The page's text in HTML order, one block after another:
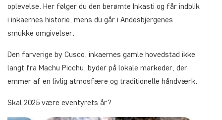
oplevelse. Her følger du den berømte Inkasti og får indblik
i inkaernes historie, mens du går i Andesbjergenes
smukke omgivelser.
Den farverige by Cusco, inkaernes gamle hovedstad ikke
langt fra Machu Picchu, byder på lokale markeder, der
emmer af en livlig atmosfære og traditionelle håndværk.
Skal 2025 være eventyrets år?